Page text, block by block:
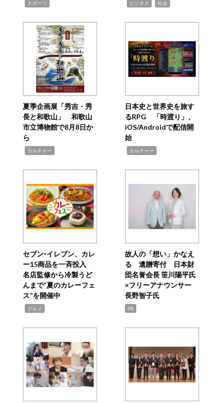
スポーツ ビジネス 社会
夏季企画展「秀吉・秀
長と和歌山」 和歌山
市立博物館で8月8日か
ら
カルチャー
日本史と世界史を旅す
るRPG 「時渡り」、
iOS/Androidで配信開
始
カルチャー
セブン‐イレブン、カレ
ー15商品を一斉投入
名店監修から冷製うど
んまで“夏のカレーフェ
ス”を開催中
グルメ
故人の「想い」かなえ
る 遺贈寄付 日本財
団名誉会長 笹川陽平氏
×フリーアナウンサー
長野智子氏
PR